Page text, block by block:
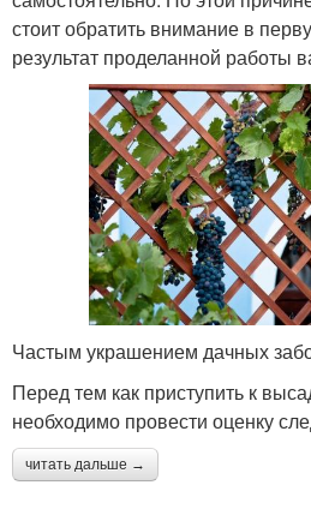
стоит обратить внимание в
результат проделанной работы
Частым украшением дачных
Перед тем как приступить к
необходимо провести оценку
читать дальше →